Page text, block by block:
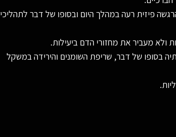
פיזית רעה במהלך היום ובסופו של דבר לתהליכי
ולא מעביר את מחזורי הדם ביעילות.
בסופו של דבר, שריפת השומנים והירידה במשקל